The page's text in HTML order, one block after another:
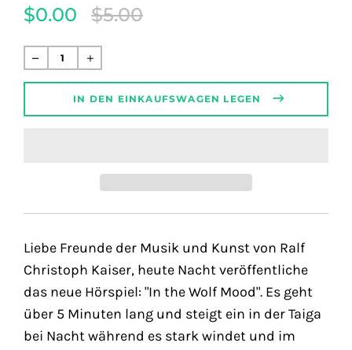
$0.00
Translation
de.products.product.regular_price
$5.00
Normaler
Preis
IN DEN EINKAUFSWAGEN LEGEN
Liebe Freunde der Musik und Kunst von Ralf
Christoph Kaiser, heute Nacht veröffentliche
das neue Hörspiel: "In the Wolf Mood". Es geht
über 5 Minuten lang und steigt ein in der Taiga
bei Nacht während es stark windet und im